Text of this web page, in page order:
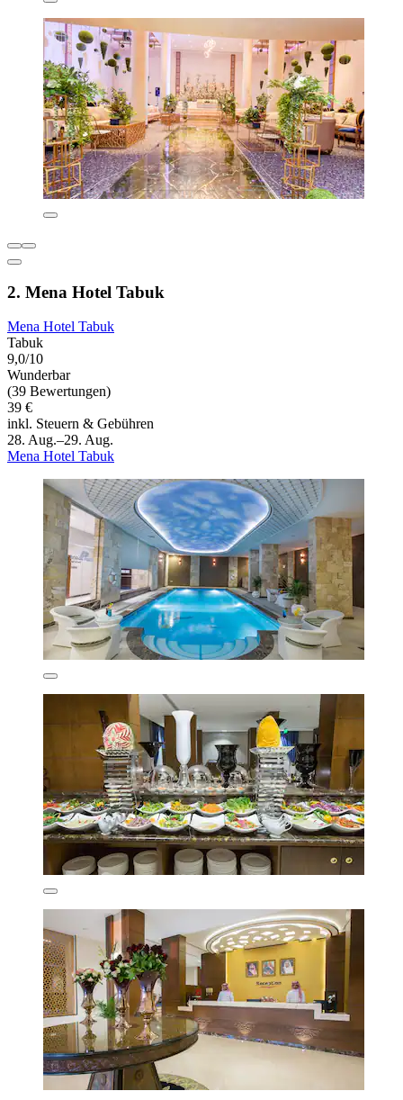
2. Mena Hotel Tabuk
Mena Hotel Tabuk
Tabuk
9,0/10
Wunderbar
(39 Bewertungen)
39 €
inkl. Steuern & Gebühren
28. Aug.–29. Aug.
Mena Hotel Tabuk